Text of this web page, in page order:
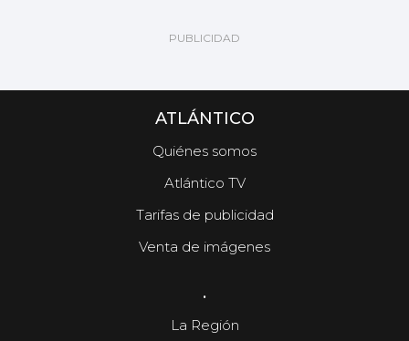
ATLÁNTICO
Quiénes somos
Atlántico TV
Tarifas de publicidad
Venta de imágenes
.
La Región